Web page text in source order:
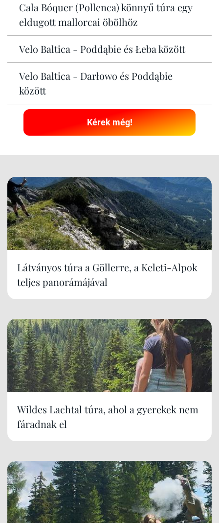
Cala Bóquer (Pollenca) könnyű túra egy
eldugott mallorcai öbölhöz
Velo Baltica - Poddąbie és Łeba között
Velo Baltica - Darłowo és Poddąbie
között
Kérek még!
Látványos túra a Göllerre, a Keleti-Alpok
teljes panorámájával
Wildes Lachtal túra, ahol a gyerekek nem
fáradnak el